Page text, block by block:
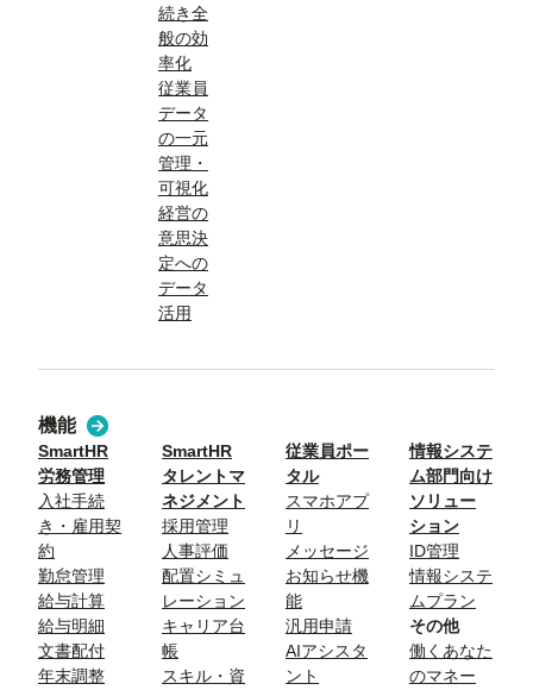
続き全
般の効
率化
従業員
データ
の一元
管理・
可視化
経営の
意思決
定への
データ
活用
機能
SmartHR
労務管理
入社手続
き・雇用契
約
勤怠管理
給与計算
給与明細
文書配付
年末調整
SmartHR
タレントマ
ネジメント
採用管理
人事評価
配置シミュ
レーション
キャリア台
帳
スキル・資
従業員ポー
タル
スマホアプ
リ
メッセージ
お知らせ機
能
汎用申請
AIアシスタ
ント
情報システ
ム部門向け
ソリュー
ション
ID管理
情報システ
ムプラン
その他
働くあなた
のマネー